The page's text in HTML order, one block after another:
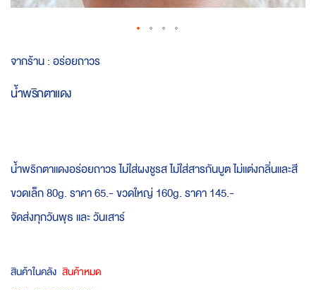
to
beginning
จากร้าน :อร่อยถาวร
น้ำพริกตาแดง
น้ำพริกตาแดงอร่อยถาวร ไม่ใส่ผงชูรส ไม่ใส่สารกันบูต ไม่แต่งกลิ่นและสี
ขวดเล็ก 80g. ราคา 65.- ขวดใหญ่ 160g. ราคา 145.-
จัดส่งทุกวันพุธ และ วันเสาร์
สินค้าในคลัง สินค้าหมด